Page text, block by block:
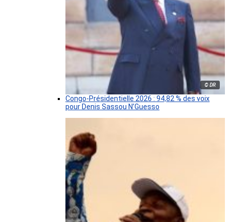
© DR
Congo-Présidentielle 2026 : 94,82 % des voix
pour Denis Sassou N’Guesso